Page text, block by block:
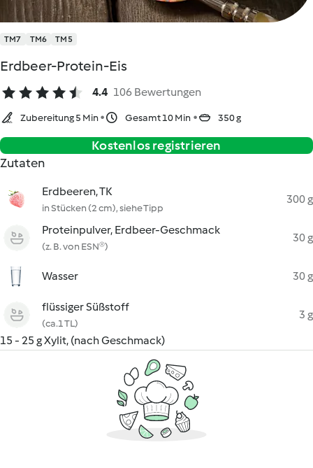
TM7 TM6 TM5
Erdbeer-Protein-Eis
4.4 106 Bewertungen
Zubereitung 5 Min Gesamt 10 Min 350 g
Kostenlos registrieren
Zutaten
Erdbeeren, TK
in Stücken (2 cm), siehe Tipp
300 g
Proteinpulver, Erdbeer-Geschmack
(z. B. von ESN®)
30 g
Wasser 30 g
flüssiger Süßstoff
(ca.1 TL)
3 g
15 - 25 g Xylit, (nach Geschmack)